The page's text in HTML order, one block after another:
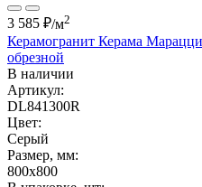
3 585 ₽/м2
Керамогранит Керама
обрезной
В наличии
Артикул:
DL841300R
Цвет:
Серый
Размер, мм:
800x800